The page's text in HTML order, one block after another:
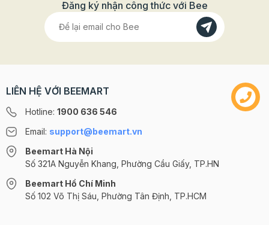
Đăng ký nhận công thức với Bee
LIÊN HỆ VỚI BEEMART
Hotline: 1900 636 546
Email: support@beemart.vn
Beemart Hà Nội
Số 321A Nguyễn Khang, Phường Cầu Giấy, TP.HN
Beemart Hồ Chí Minh
Số 102 Võ Thị Sáu, Phường Tân Định, TP.HCM